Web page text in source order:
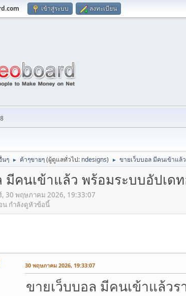
เข้าสู่ระบบ ลงทะเบียน
นๆ ► ค้าๆขายๆ(ผู้ดูแลทั่วไป: ndesigns) ► ขายเว็บบอล มีคนเข้าแล้
มีคนเข้าแล้ว พร้อมระบบอัปเ
30 พฤษภาคม 2026, 19:33:07
น กำลังดูหัวข้อนี้
30 พฤษภาคม 2026, 19:33:07
ขายเว็บบอล มีคนเข้าแล้ว